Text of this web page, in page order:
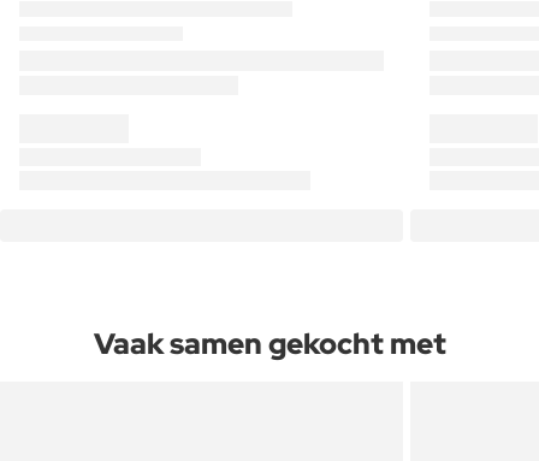
Vaak samen gekocht met